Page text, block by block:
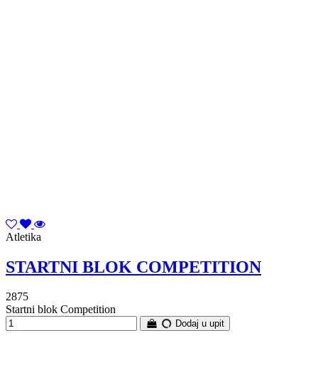
Atletika
STARTNI BLOK COMPETITION
2875
Startni blok Competition
Dodaj u upit